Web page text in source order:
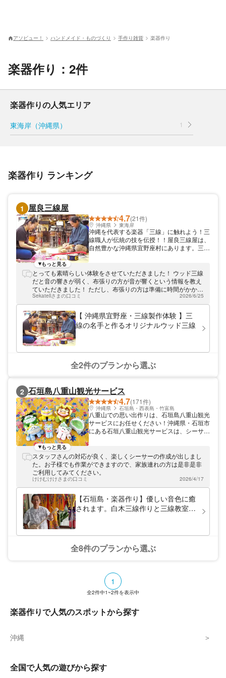
アソビュー！ ハンドメイド・ものづくり 手作り雑貨 楽器作り
楽器作り：2件
楽器作りの人気エリア
東海岸（沖縄県） 1
楽器作り ランキング
1 屋良三線屋
4.7(21件)
沖縄県 東海岸
沖縄を代表する楽器「三線」に触れよう！三
線職人が伝統の技を伝授！！屋良三線屋は、
自然豊かな沖縄県宜野座村にあります。三線
られる、特別な体験 屋良三線屋では、本格
三線製作体験を楽しめます。三線は沖縄を代
表する楽器。沖縄の人々のこころと深く結び
ついてきました。50年以上三線に携わって
きた三線の達人が、三線のことを丁寧にお教
えします。沖縄の歴史と文化に触れられる濃
密な体験です。沖縄旅行の際にはぜひお越し
ください。 昭和六年設立「吉栄会」の家元
「野村流古典音楽・屋良流沖縄民謡 吉栄
会」の三代目家元。「沖縄民謡の父」と呼ば
れる普久原朝喜先生に師事し、匠の技を持っ
ていただくために体験教室を開いておりま
す。三線職人・名手から、三線の製作・演奏
の基礎を習えるのは当工房だけの魅力です。
沖縄の文化にじっくりと深く触れることので
きる当店の三線本格体験。沖縄にご旅行にい
らした際は、三線作りをゆっくりとお楽しみ
もっと見る
とっても素晴らしい体験をさせていただきました！ ウッド三線
だと音の響きが弱く、布張りの方が音が響くという情報を教え
ていただきました！ ただし、布張りの方は準備に時間がかかる
とのことだったので、予約の際に確認が必要です(お値段も単純
なウッド三線より高価になります) 布貼り、棹削り、色付け、
ちょっとした三線レクチャーもあり、とても充実した時間を過
ごせました 三線の名手に教えていただける貴重な機会でもあ
り、友人にもぜひ勧めたいと思います ありがとうございまし
た！
Sekatellさまの口コミ 2026/6/25
【 沖縄県宜野座・三線製作体験 】三
線の名手と作るオリジナルウッド三線
全2件のプランから選ぶ
2 石垣島八重山観光サービス
4.7(171件)
沖縄県 石垣島・西表島・竹富島
八重山での思い出作りは、石垣島八重山観光
サービスにお任せください！沖縄県・石垣市
にある石垣八重山観光サービスは、シーサー
さまでも楽しめるシーサー絵付け体験で、お
客さまの思い出作りをお手伝いします。
もっと見る
スタッフさんの対応が良く、楽しくシーサーの作成が出しまし
た。お子様でも作業ができますので、家族連れの方は是非是非
ご利用してみてください。
けけむけけさまの口コミ 2026/4/17
【石垣島・楽器作り】優しい音色に癒
されます。白木三線作りと三線教室を
全8件のプランから選ぶ
1
全2件中1~2件を表示中
楽器作りで人気のスポットから探す
沖縄
全国で人気の遊びから探す